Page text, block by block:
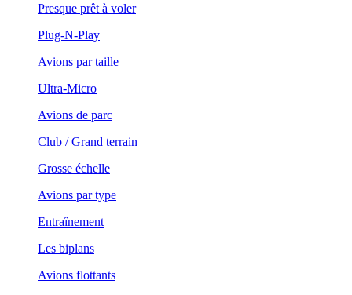
Presque prêt à voler
Plug-N-Play
Avions par taille
Ultra-Micro
Avions de parc
Club / Grand terrain
Grosse échelle
Avions par type
Entraînement
Les biplans
Avions flottants